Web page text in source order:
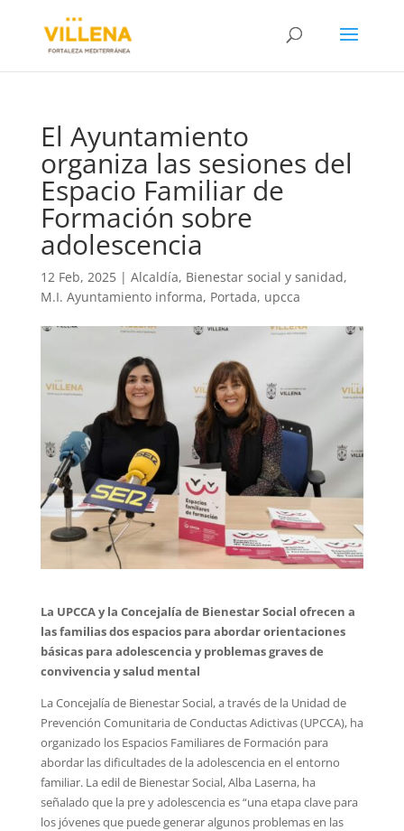
El Ayuntamiento
organiza las sesiones del
Espacio Familiar de
Formación sobre
adolescencia
12 Feb, 2025| Alcaldía, Bienestar social y sanidad,
M.I. Ayuntamiento informa, Portada, upcca
La UPCCA y la Concejalía de Bienestar Social ofrecen a
las familias dos espacios para abordar orientaciones
básicas para adolescencia y problemas graves de
convivencia y salud mental
La Concejalía de Bienestar Social, a través de la Unidad de
Prevención Comunitaria de Conductas Adictivas (UPCCA), ha
organizado los Espacios Familiares de Formación para
abordar las dificultades de la adolescencia en el entorno
familiar. La edil de Bienestar Social, Alba Laserna, ha
señalado que la pre y adolescencia es “una etapa clave para
los jóvenes que puede generar algunos problemas en las